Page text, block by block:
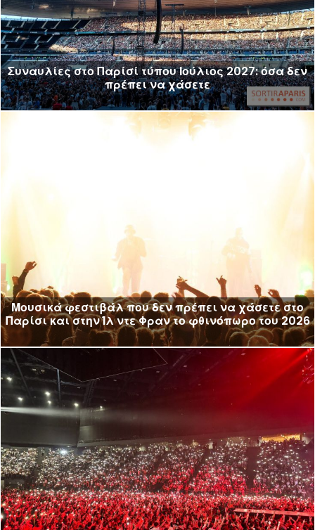
Συναυλίες στο Παρίσί τύπου Ιούλιος 2027: όσα δεν
πρέπει να χάσετε
Μουσικά φεστιβάλ που δεν πρέπει να χάσετε στο
Παρίσι και στην Ίλ ντε Φραν το φθινόπωρο του 2026